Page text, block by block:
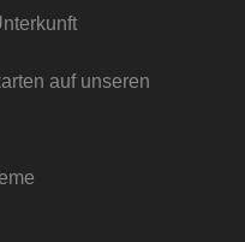
auf unseren